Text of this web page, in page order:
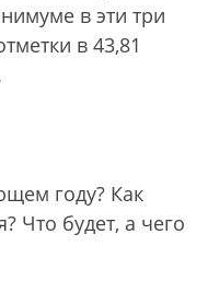
в эти три
в 43,81
году? Как
Что будет, а чего